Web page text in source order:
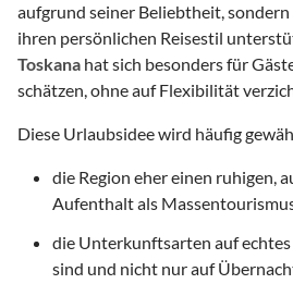
aufgrund seiner Beliebtheit, sondern
ihren persönlichen Reisestil
Toskana hat sich besonders für
schätzen, ohne auf Flexibilität
Diese Urlaubsidee wird häufig
die Region eher einen ruhigen,
Aufenthalt als
die Unterkunftsarten auf
sind und nicht nur auf